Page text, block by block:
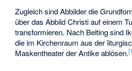
Zugleich sind Abbilder die
über das Abbild Christi auf einem
transformieren. Nach Belting sind
die im Kirchenraum aus der
Maskentheater der Antike ablösen.[